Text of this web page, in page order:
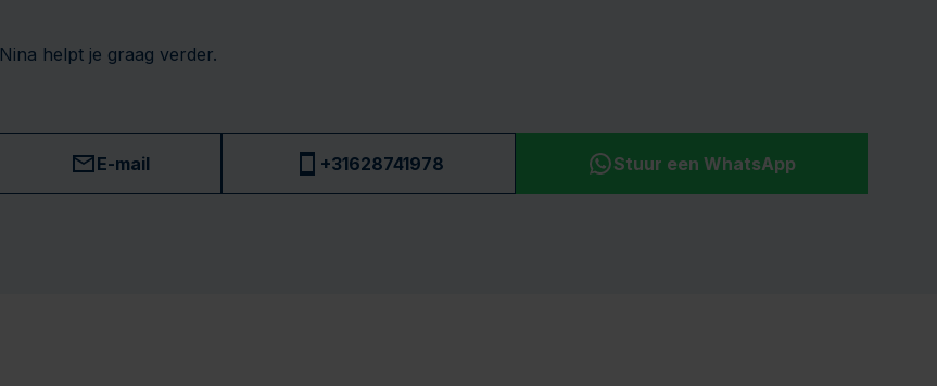
Nina helpt je graag verder.
E-mail +31628741978 Stuur een WhatsApp